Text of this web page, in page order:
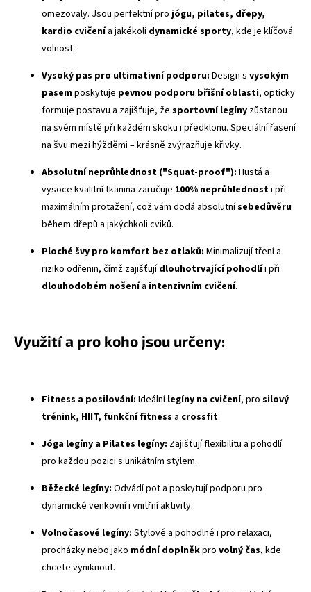
omezovaly. Jsou perfektní projógu, pilates, dřepy,
kardio cvičenía jakékoli dynamické sporty, kde je klíčová
volnost.
Vysoký pas pro ultimativní podporu: Design s vysokým
pasemposkytuje pevnou podporu břišní oblasti, opticky
formuje postavu a zajišťuje, že sportovní legíny zůstanou
na svém místě při každém skoku i předklonu. Speciální řasení
na švu mezi hýžděmi – krásně zvýrazňuje křivky.
Absolutní neprůhlednost ("Squat-proof"): Hustá a
vysoce kvalitní tkanina zaručuje 100% neprůhlednosti při
maximálním protažení, což vám dodá absolutnísebedůvěru
během dřepů a jakýchkoli cviků.
Ploché švy pro komfort bez otlaků: Minimalizují tření a
riziko odřenin, čímž zajišťujídlouhotrvající pohodlíi při
dlouhodobém nošenía intenzivním cvičení.
Využití a pro koho jsou určeny:
Fitness a posilování: Ideálnílegíny na cvičení, pro silový
trénink, HIIT, funkční fitness a crossfit.
Jóga legíny a Pilates legíny: Zajišťují flexibilitu a pohodlí
pro každou pozici s unikátním stylem.
Běžecké legíny: Odvádí pot a poskytují podporu pro
dynamické venkovní i vnitřní aktivity.
Volnočasové legíny: Stylové a pohodlné i pro relaxaci,
procházky nebo jako módní doplněkpro volný čas, kde
chcete vyniknout.